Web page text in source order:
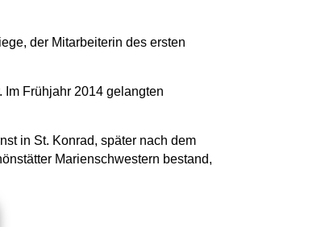
der Mitarbeiterin des ersten
Frühjahr 2014 gelangten
in St. Konrad, später nach dem
Marienschwestern bestand,